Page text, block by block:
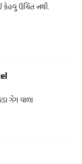
કેહવુ ઉચિત નથી.
ગેંગ વાળા